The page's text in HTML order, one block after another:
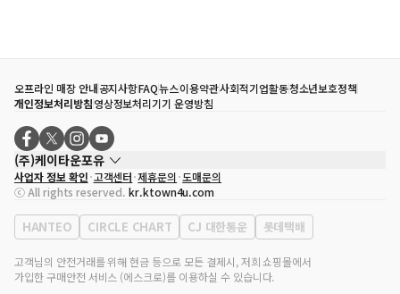
오프라인 매장 안내공지사항FAQ뉴스이용약관사회적기업활동청소년보호정책
개인정보처리방침영상정보처리기기 운영방침
(주)케이타운포유
대표자
송효민
사업자등록번호
120-87-71116
통신판매업 신고번호 제2011-서울강남-02223
대표전화
02-552-9855
사업자 정보 확인 고객센터 제휴문의 도매문의
ⓒ All rights reserved. kr.ktown4u.com
HANTEO CIRCLE CHART CJ 대한통운 롯데택배
고객님의 안전거래를 위해 현금 등으로 모든 결제시, 저희 쇼핑몰에서
가입한 구매안전 서비스 (에스크로)를 이용하실 수 있습니다.